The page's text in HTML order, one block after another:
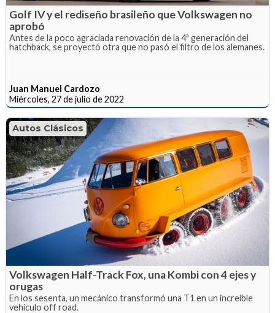
Golf IV y el rediseño brasileño que Volkswagen no
aprobó
Antes de la poco agraciada renovación de la 4ª generación del
hatchback, se proyectó otra que no pasó el filtro de los alemanes.
Juan Manuel Cardozo
Miércoles, 27 de julio de 2022
Autos Clásicos
Volkswagen Half-Track Fox, una Kombi con 4 ejes y
orugas
En los sesenta, un mecánico transformó una T1 en un increíble
vehículo off road.